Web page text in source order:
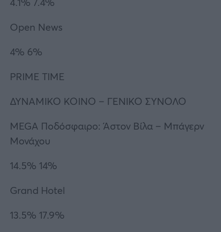
Open News
4% 6%
PRIME TIME
ΔΥΝΑΜΙΚΟ ΚΟΙΝΟ – ΓΕΝΙΚΟ ΣΥΝΟΛΟ
MEGA Ποδόσφαιρο: Άστον Βίλα – Μπάγερν
Μονάχου
14.5% 14%
Grand Hotel
13.5% 17.9%